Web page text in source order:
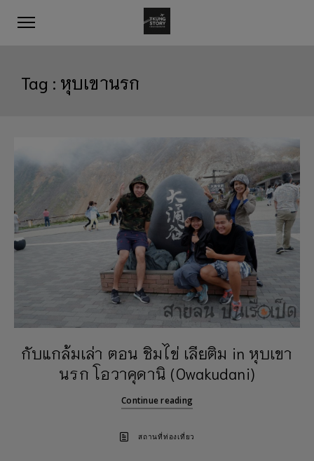
Tag : หุบเขานรก
กับแกล้มเล่า ตอน ชิมไข่ เลียติม in หุบเขา
นรก โอวาคุดานิ (Owakudani)
Continue reading
สถานที่ท่องเที่ยว